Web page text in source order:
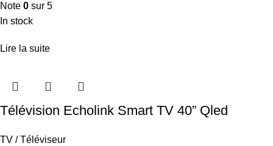
Note 0 sur 5
In stock
Lire la suite
Télévision Echolink Smart TV 40” Qled
TV / Téléviseur